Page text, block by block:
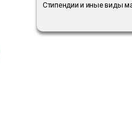
Стипендии и иные виды